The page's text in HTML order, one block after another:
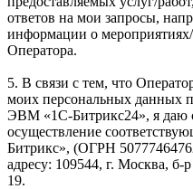
ответов на мои запросы,
информации о мероприятиях/
Оператора.
5. В связи с тем, что
моих персональных данных
ЭВМ «1С-Битрикс24», я даю
осуществление
Битрикс», (ОГРН
адресу: 109544, г. Москва, б-
19.